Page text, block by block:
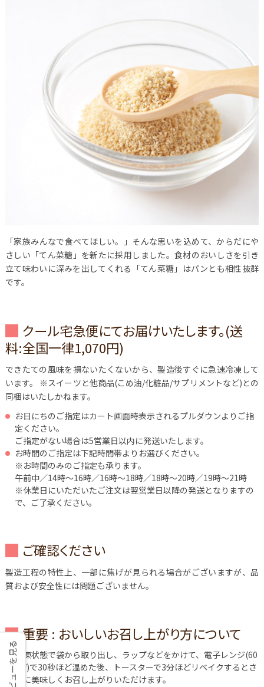
「家族みんなで食べてほしい。」そんな思いを込めて、からだにや
さしい「てん菜糖」を新たに採用しました。食材のおいしさを引き
立て味わいに深みを出してくれる「てん菜糖」はパンとも相性抜群
です。
クール宅急便にてお届けいたします。(送
料:全国一律1,070円)
できたての風味を損ないたくないから、製造後すぐに急速冷凍して
います。
※スイーツと他商品(こめ油/化粧品/サプリメントなど)との
同梱はいたしかねます。
お日にちのご指定はカート画面時表示されるプルダウンよりご指
定ください。
ご指定がない場合は5営業日以内に発送いたします。
お時間のご指定は下記時間帯よりお選びください。
※お時間のみのご指定も承ります。
午前中／14時～16時／16時～18時／18時～20時／19時～21時
※休業日にいただいたご注文は翌営業日以降の発送となりますの
で、ご了承ください。
ご確認ください
製造工程の特性上、一部に焦げが見られる場合がございますが、品
質および安全性には問題ございません。
重要 : おいしいお召し上がり方について
冷凍状態で袋から取り出し、ラップなどをかけて、電子レンジ(60
0W)で30秒ほど温めた後、トースターで3分ほどリベイクするとさ
らに美味しくお召し上がりいただけます。
レビューを見る